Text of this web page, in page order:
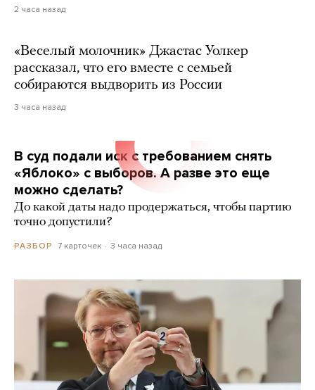
2 часа назад
«Веселый молочник» Джастас Уолкер
рассказал, что его вместе с семьей
собираются выдворить из России
3 часа назад
В суд подали иск с требованием снять
«Яблоко» с выборов. А разве это еще
можно сделать?
До какой даты надо продержаться, чтобы партию
точно допустили?
РАЗБОР 7 карточек 3 часа назад